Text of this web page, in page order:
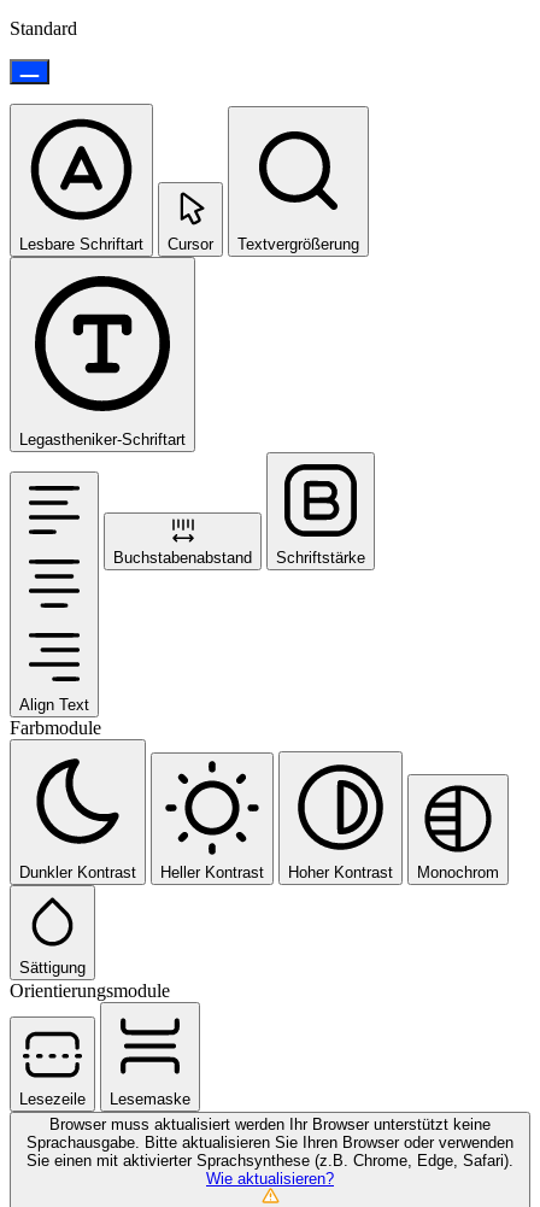
Standard
Lesbare Schriftart Cursor Textvergrößerung
Legastheniker-Schriftart
Align Text
Buchstabenabstand Schriftstärke
Farbmodule
Dunkler Kontrast Heller Kontrast Hoher Kontrast Monochrom
Sättigung
Orientierungsmodule
Lesezeile
Lesemaske
Browser muss aktualisiert werden
Ihr Browser unterstützt keine
Sprachausgabe. Bitte aktualisieren Sie Ihren Browser oder verwenden
Sie einen mit aktivierter Sprachsynthese (z.B. Chrome, Edge, Safari).
Wie aktualisieren?